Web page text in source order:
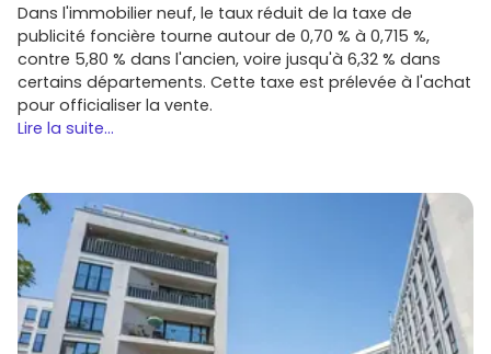
Dans l'immobilier neuf, le taux réduit de la taxe de
publicité foncière tourne autour de 0,70 % à 0,715 %,
contre 5,80 % dans l'ancien, voire jusqu'à 6,32 % dans
certains départements. Cette taxe est prélevée à l'achat
pour officialiser la vente.
Lire la suite...